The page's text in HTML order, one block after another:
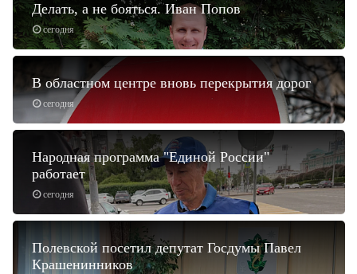
сегодня
Делать, а не бояться. Иван Попов
сегодня
В областном центре вновь перекрытия дорог
сегодня
Народная программа "Единой России"
работает
Полевской посетил депутат Госдумы Павел
Крашенинников